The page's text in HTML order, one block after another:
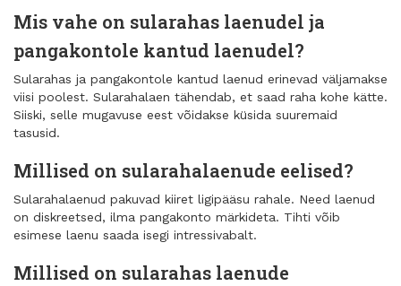
Mis vahe on sularahas laenudel ja
pangakontole kantud laenudel?
Sularahas ja pangakontole kantud laenud erinevad väljamakse
viisi poolest. Sularahalaen tähendab, et saad raha kohe kätte.
Siiski, selle mugavuse eest võidakse küsida suuremaid
tasusid.
Millised on sularahalaenude eelised?
Sularahalaenud pakuvad kiiret ligipääsu rahale. Need laenud
on diskreetsed, ilma pangakonto märkideta. Tihti võib
esimese laenu saada isegi intressivabalt.
Millised on sularahas laenude